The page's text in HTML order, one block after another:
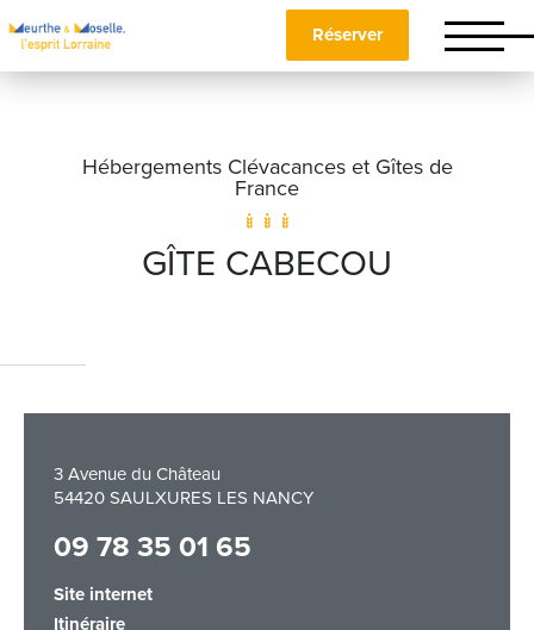
Réserver
Hébergements Clévacances et Gîtes de
France
GÎTE CABECOU
3 Avenue du Château
54420 SAULXURES LES NANCY
09 78 35 01 65
Site internet
Itinéraire